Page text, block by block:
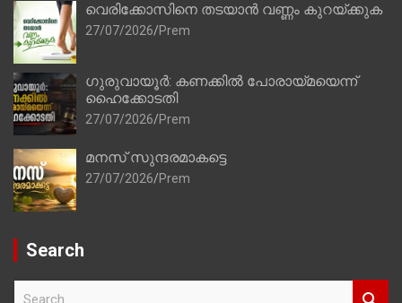
വെരിക്കോസിനെ തടയാൻ വണ്ണം കുറയ്ക്കുക
27/07/2026 Prem
ഗുരുവായൂർ: കണക്കിൽ പോരായ്മയെന്ന്
ഹൈക്കോടതി
27/07/2026 Prem
മനസ് സുന്ദരമാകട്ടെ
27/07/2026 Prem
Search